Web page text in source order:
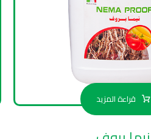
قراءة المزيد